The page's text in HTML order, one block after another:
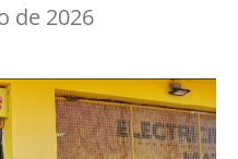
de 2026